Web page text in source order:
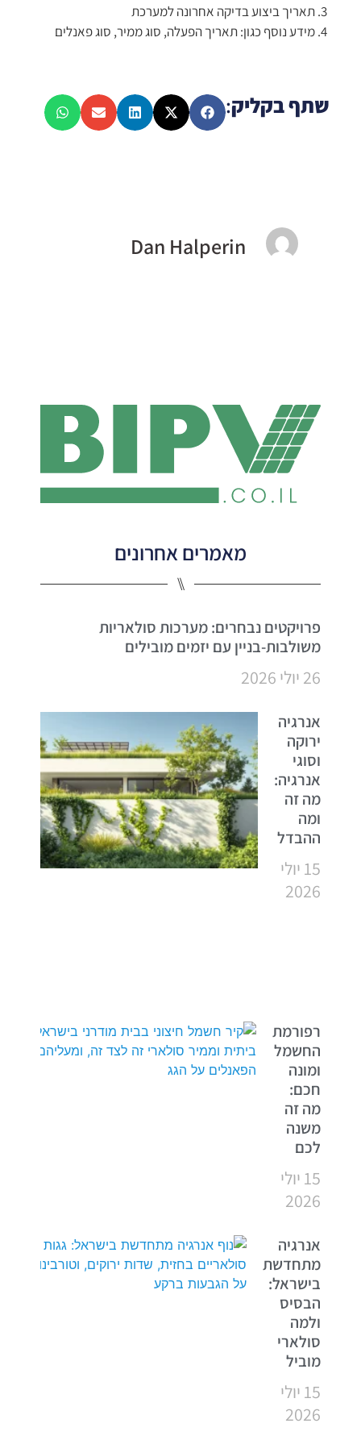
3. תאריך ביצוע בדיקה אחרונה למערכת
4. מידע נוסף כגון: תאריך הפעלה, סוג ממיר, סוג פאנלים
שתף בקליק:
Dan Halperin
מאמרים אחרונים
⑊
פרויקטים נבחרים: מערכות סולאריות
משולבות-בניין עם יזמים מובילים
26 יולי 2026
אנרגיה
ירוקה
וסוגי
אנרגיה:
מה זה
ומה
ההבדל
15 יולי
2026
רפורמת
החשמל
ומונה
חכם:
מה זה
משנה
לכם
15 יולי
2026
אנרגיה
מתחדשת
בישראל:
הבסיס
ולמה
סולארי
מוביל
15 יולי
2026